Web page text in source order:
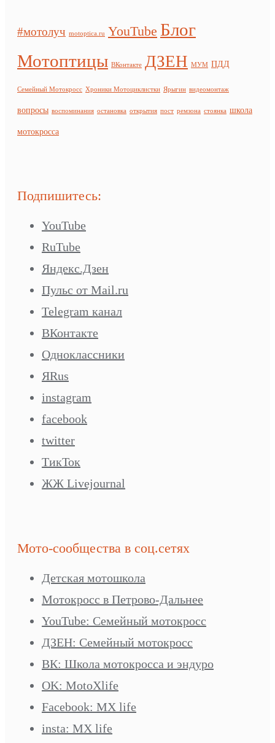
#мотолуч motoptica.ru YouTube Блог
Мотоптицы ВКонтакте ДЗЕН МУМ ПДД
Семейный Мотокросс Хроники Мотоциклистки Ярыгин видеомонтаж
вопросы воспоминания остановка открытия пост ремзона стоянка школа
мотокросса
Подпишитесь:
YouTube
RuTube
Яндекс.Дзен
Пульс от Mail.ru
Telegram канал
ВКонтакте
Одноклассники
ЯRus
instagram
facebook
twitter
ТикТок
ЖЖ Livejournal
Мото-сообщества в соц.сетях
Детская мотошкола
Мотокросс в Петрово-Дальнее
YouTube: Семейный мотокросс
ДЗЕН: Семейный мотокросс
ВК: Школа мотокросса и эндуро
OK: MotoXlife
Facebook: MX life
insta: MX life